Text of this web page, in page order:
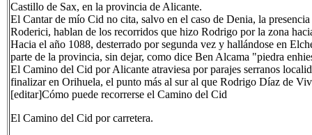
Castillo de Sax, en la provincia de Alicante.
El Cantar de mío Cid no cita, salvo en el caso de Denia, la
Roderici, hablan de los recorridos que hizo Rodrigo por la zona
Hacia el año 1088, desterrado por segunda vez y hallándose en
parte de la provincia, sin dejar, como dice Ben Alcama "piedra
El Camino del Cid por Alicante atraviesa por parajes serranos
finalizar en Orihuela, el punto más al sur al que Rodrigo Díaz de
[editar]Cómo puede recorrerse el Camino del Cid
El Camino del Cid por carretera.